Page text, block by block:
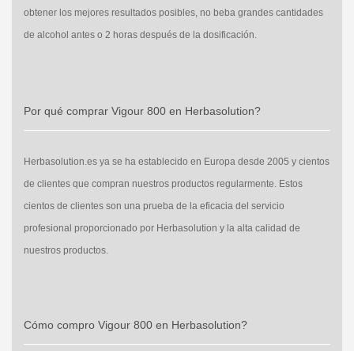
obtener los mejores resultados posibles, no beba grandes cantidades
de alcohol antes o 2 horas después de la dosificación.
Por qué comprar Vigour 800 en Herbasolution?
Herbasolution.es ya se ha establecido en Europa desde 2005 y cientos
de clientes que compran nuestros productos regularmente. Estos
cientos de clientes son una prueba de la eficacia del servicio
profesional proporcionado por Herbasolution y la alta calidad de
nuestros productos.
Cómo compro Vigour 800 en Herbasolution?